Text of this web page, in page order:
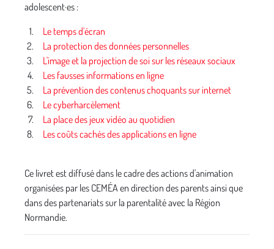
adolescent·es :
Le temps d'écran
La protection des données personnelles
L'image et la projection de soi sur les réseaux sociaux
Les fausses informations en ligne
La prévention des contenus choquants sur internet
Le cyberharcèlement
La place des jeux vidéo au quotidien
Les coûts cachés des applications en ligne
Ce livret est diffusé dans le cadre des actions d'animation
organisées par les CEMÉA en direction des parents ainsi que
dans des partenariats sur la parentalité avec la Région
Normandie.